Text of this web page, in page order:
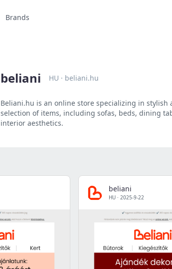
Brands
beliani HU · beliani.hu
Beliani.hu is an online store specializing in
selection of items, including sofas, beds, dining
interior aesthetics.
beliani
HU · 2025-9-22